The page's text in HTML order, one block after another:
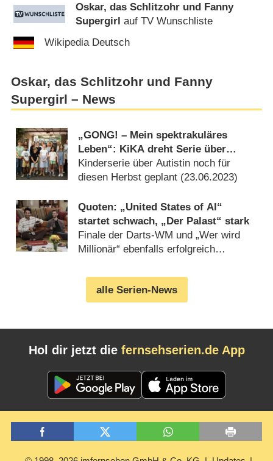
Oskar, das Schlitzohr und Fanny
Supergirl auf TV Wunschliste
Wikipedia Deutsch
Oskar, das Schlitzohr und Fanny
Supergirl – News
„GONG! – Mein spektrakuläres
Leben“: KiKA dreht Serie über
Neurodiversität
Kinderserie über Autistin noch für
diesen Herbst geplant (23.06.2023)
Quoten: „United States of Al“
startet schwach, „Der Palast“ stark
Finale der Darts-WM und „Wer wird
Millionär“ ebenfalls erfolgreich
alle Serien-News
Hol dir jetzt die fernsehserien.de App